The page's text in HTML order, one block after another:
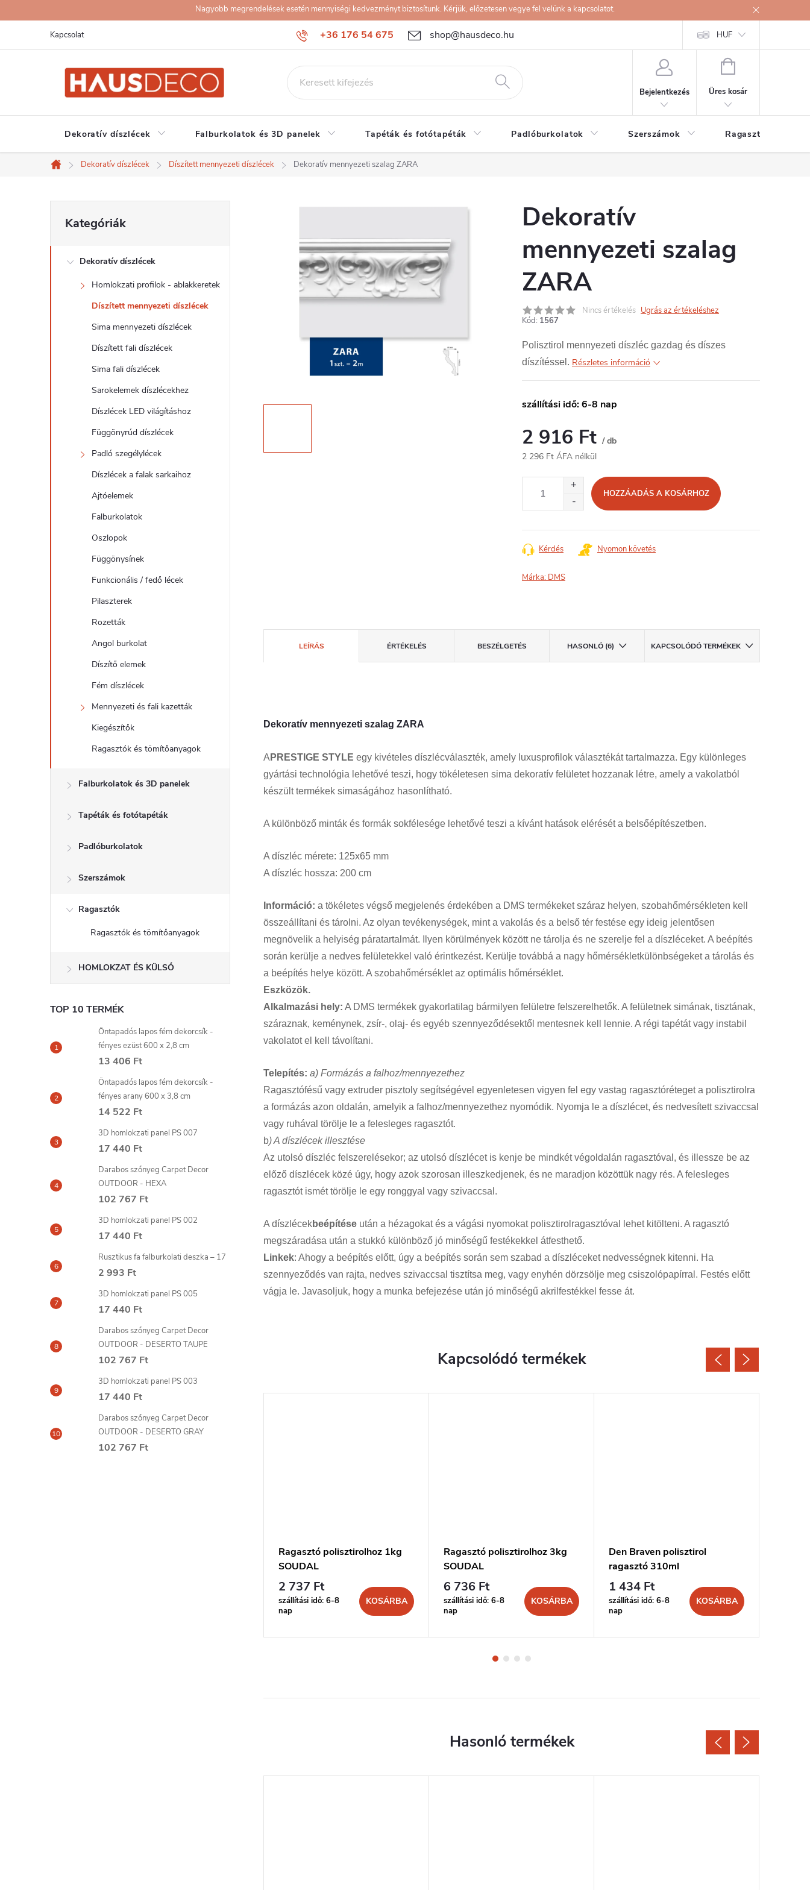
a
Nagyobb megrendelések esetén mennyiségi kedvezményt biztosítunk. Kérjük, előzetesen vegye fel velünk a kapcsolatot.
+36 176 54 675 shop@hausdeco.hu
Kapcsolat HUF
Bejelentkezés
KOSÁR
Üres kosár
Dekoratív díszlécek Falburkolatok és 3D panelek Tapéták és fotótapéták Padlóburkolatok Szerszámok Ragasztók
Kezdőlap
Dekoratív díszlécek Díszített mennyezeti díszlécek Dekoratív mennyezeti szalag ZARA
O
l
átugrása
Kategóriák
Dekoratív díszlécek
Homlokzati profilok - ablakkeretek
Díszített mennyezeti díszlécek
Sima mennyezeti díszlécek
Díszített fali díszlécek
Sima fali díszlécek
Sarokelemek díszlécekhez
Díszlécek LED világításhoz
Függönyrúd díszlécek
Padló szegélylécek
Díszlécek a falak sarkaihoz
Ajtóelemek
Falburkolatok
Oszlopok
Függönysínek
Funkcionális / fedő lécek
Pilaszterek
Rozetták
Angol burkolat
Díszítő elemek
Fém díszlécek
Mennyezeti és fali kazetták
Kiegészítők
Ragasztók és tömítőanyagok
Falburkolatok és 3D panelek
Tapéták és fotótapéták
Padlóburkolatok
Szerszámok
Ragasztók
Ragasztók és tömítőanyagok
HOMLOKZAT ÉS KÜLSŐ
TOP 10 TERMÉK
Öntapadós lapos fém dekorcsík -
fényes ezüst 600 x 2,8 cm
13 406 Ft
Öntapadós lapos fém dekorcsík -
fényes arany 600 x 3,8 cm
14 522 Ft
3D homlokzati panel PS 007
17 440 Ft
Darabos szőnyeg Carpet Decor
OUTDOOR - HEXA
102 767 Ft
3D homlokzati panel PS 002
17 440 Ft
Rusztikus fa falburkolati deszka – 17
2 993 Ft
3D homlokzati panel PS 005
17 440 Ft
Darabos szőnyeg Carpet Decor
OUTDOOR - DESERTO TAUPE
102 767 Ft
3D homlokzati panel PS 003
17 440 Ft
Darabos szőnyeg Carpet Decor
OUTDOOR - DESERTO GRAY
102 767 Ft
Dekoratív
mennyezeti szalag
ZARA
Nincs értékelés Ugrás az értékeléshez
Kód: 1567
Polisztirol mennyezeti díszléc gazdag és díszes
díszítéssel. Részletes információ
szállítási idő: 6-8 nap
2 916 Ft / db
2 296 Ft ÁFA nélkül
HOZZÁADÁS A KOSÁRHOZ
Kérdés Nyomon követés
Márka: DMS
LEÍRÁS ÉRTÉKELÉS BESZÉLGETÉS HASONLÓ (6) KAPCSOLÓDÓ TERMÉKEK
Dekoratív mennyezeti szalag ZARA
A PRESTIGE STYLE egy kivételes díszlécválaszték, amely luxusprofilok választékát tartalmazza. Egy különleges
gyártási technológia lehetővé teszi, hogy tökéletesen sima dekoratív felületet hozzanak létre, amely a vakolatból
készült termékek simaságához hasonlítható.
A különböző minták és formák sokfélesége lehetővé teszi a kívánt hatások elérését a belsőépítészetben.
A díszléc mérete: 125x65 mm
A díszléc hossza: 200 cm
Információ: a tökéletes végső megjelenés érdekében a DMS termékeket száraz helyen, szobahőmérsékleten kell
összeállítani és tárolni. Az olyan tevékenységek, mint a vakolás és a belső tér festése egy ideig jelentősen
megnövelik a helyiség páratartalmát. Ilyen körülmények között ne tárolja és ne szerelje fel a díszléceket. A beépítés
során kerülje a nedves felületekkel való érintkezést. Kerülje továbbá a nagy hőmérsékletkülönbségeket a tárolás és
a beépítés helye között. A szobahőmérséklet az optimális hőmérséklet.
Eszközök.
Alkalmazási hely: A DMS termékek gyakorlatilag bármilyen felületre felszerelhetők. A felületnek simának, tisztának,
száraznak, keménynek, zsír-, olaj- és egyéb szennyeződésektől mentesnek kell lennie. A régi tapétát vagy instabil
vakolatot el kell távolítani.
Telepítés: a) Formázás a falhoz/mennyezethez
Ragasztófésű vagy extruder pisztoly segítségével egyenletesen vigyen fel egy vastag ragasztóréteget a polisztirolra
a formázás azon oldalán, amelyik a falhoz/mennyezethez nyomódik. Nyomja le a díszlécet, és nedvesített szivaccsal
vagy ruhával törölje le a felesleges ragasztót.
b) A díszlécek illesztése
Az utolsó díszléc felszerelésekor; az utolsó díszlécet is kenje be mindkét végoldalán ragasztóval, és illessze be az
előző díszlécek közé úgy, hogy azok szorosan illeszkedjenek, és ne maradjon közöttük nagy rés. A felesleges
ragasztót ismét törölje le egy ronggyal vagy szivaccsal.
A díszlécekbeépítése után a hézagokat és a vágási nyomokat polisztirolragasztóval lehet kitölteni. A ragasztó
megszáradása után a stukkó különböző jó minőségű festékekkel átfesthető.
Linkek: Ahogy a beépítés előtt, úgy a beépítés során sem szabad a díszléceket nedvességnek kitenni. Ha
szennyeződés van rajta, nedves szivaccsal tisztítsa meg, vagy enyhén dörzsölje meg csiszolópapírral. Festés előtt
vágja le. Javasoljuk, hogy a munka befejezése után jó minőségű akrilfestékkel fesse át.
Kapcsolódó termékek
Ragasztó polisztirolhoz 1kg
SOUDAL
2 737 Ft
szállítási idő: 6-8
nap
KOSÁRBA
Ragasztó polisztirolhoz 3kg
SOUDAL
6 736 Ft
szállítási idő: 6-8
nap
KOSÁRBA
Den Braven polisztirol
ragasztó 310ml
1 434 Ft
szállítási idő: 6-8
nap
KOSÁRBA